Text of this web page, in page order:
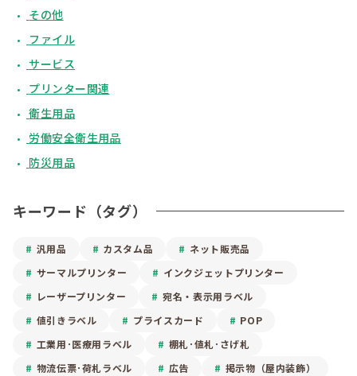
その他
ファイル
サービス
プリンター関連
衛生用品
労働安全衛生用品
防災用品
キーワード（タグ）
汎用品 カスタム品
ネット販売品
サーマルプリンター
インクジェットプリンター
レーザープリンター
宛名・表示用ラベル
値引きラベル
プライスカード
POP
工業用･医療用ラベル
棚札･値札･さげ札
物流伝票･荷札ラベル
広告
掲示物（屋内装飾）